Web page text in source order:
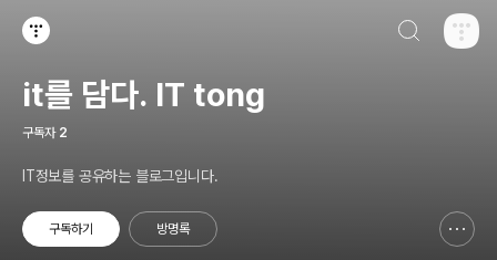
it를 담다. IT tong
구독자 2
IT정보를 공유하는 블로그입니다.
구독하기 방명록